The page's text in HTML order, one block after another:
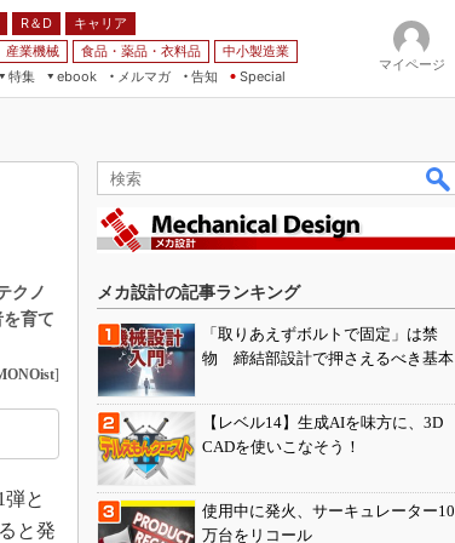
R＆D
キャリア
産業機械 食品・薬品・衣料品
中小製造業
特集
ebook
メルマガ
告知 Special
マイページ
クノ
育て
]
と
と発
メカ設計の記事ランキング
「取りあえずボルトで固定」は禁
物 締結部設計で押さえるべき基本
【レベル14】生成AIを味方に、3D
CADを使いこなそう！
使用中に発火、サーキュレーター10
万台をリコール